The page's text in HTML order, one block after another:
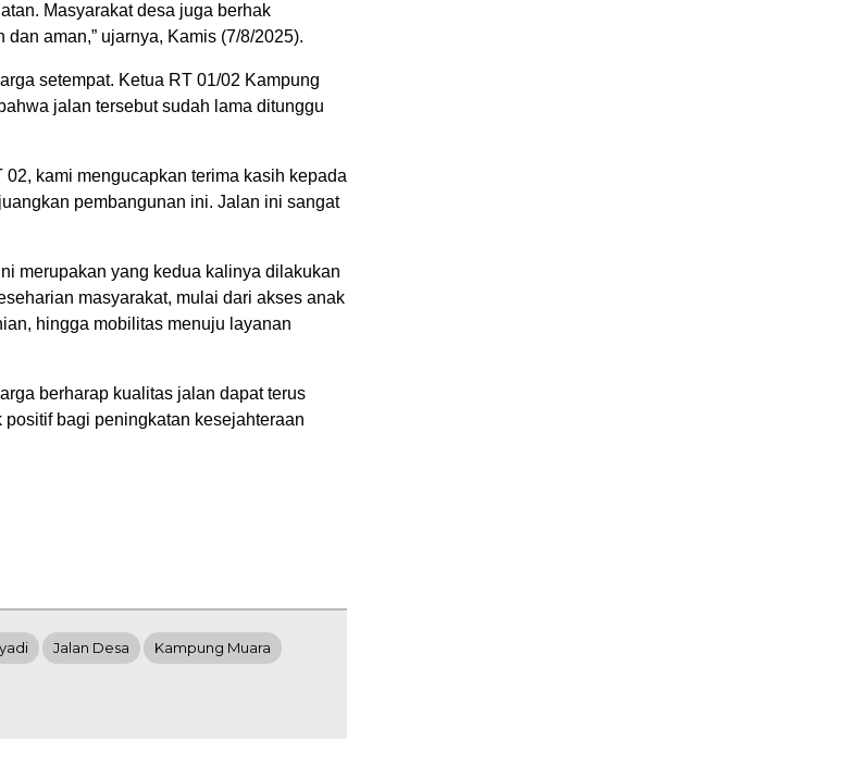
Masyarakat desa juga berhak
aman,” ujarnya, Kamis (7/8/2025).
setempat. Ketua RT 01/02 Kampung
jalan tersebut sudah lama ditunggu
02, kami mengucapkan terima kasih kepada
pembangunan ini. Jalan ini sangat
merupakan yang kedua kalinya dilakukan
masyarakat, mulai dari akses anak
hingga mobilitas menuju layanan
berharap kualitas jalan dapat terus
bagi peningkatan kesejahteraan
Jalan Desa Kampung Muara